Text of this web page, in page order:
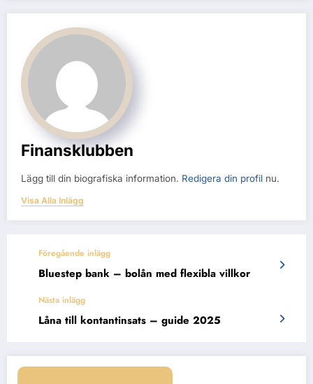
Finansklubben
Lägg till din biografiska information. Redigera din profil nu.
Visa Alla Inlägg
Föregående inlägg
Bluestep bank – bolån med flexibla villkor
Nästa inlägg
Låna till kontantinsats – guide 2025